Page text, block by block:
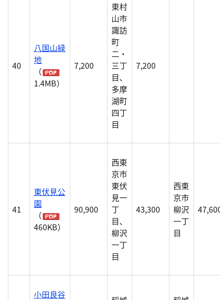
40
八国山緑
地
（
1.4MB）
7,200
東村
山市
諏訪
町
二・
三丁
目、
多摩
湖町
四丁
目
7,200
41
東伏見公
園
（
460KB）
90,900
西東
京市
東伏
見一
丁
目、
柳沢
一丁
目
43,300
西東
京市
柳沢
一丁
目
小田良谷